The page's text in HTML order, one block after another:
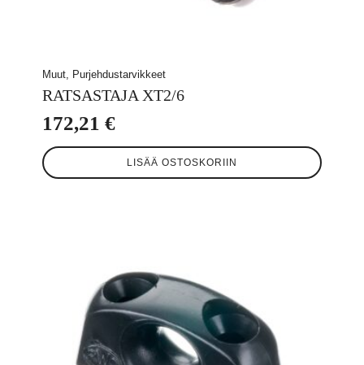
Muut, Purjehdustarvikkeet
RATSASTAJA XT2/6
172,21 €
LISÄÄ OSTOSKORIIN